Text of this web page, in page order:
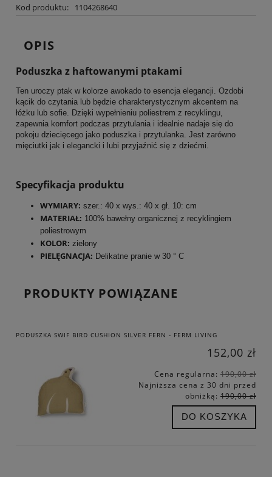
Kod produktu: 1104268640
OPIS
Poduszka z haftowanymi ptakami
Ten uroczy ptak w kolorze awokado to esencja elegancji. Ozdobi
kącik do czytania lub będzie charakterystycznym akcentem na
łóżku lub sofie. Dzięki wypełnieniu poliestrem z recyklingu,
zapewnia komfort podczas przytulania i idealnie nadaje się do
pokoju dziecięcego jako poduszka i przytulanka. Jest zarówno
mięciutki jak i elegancki i lubi przyjaźnić się z dziećmi.
Specyfikacja produktu
WYMIARY: szer.: 40 x wys.: 40 x gł. 10: cm
MATERIAŁ: 100% bawełny organicznej z recyklingiem
poliestrowym
KOLOR: zielony
PIELĘGNACJA: Delikatne pranie w 30 ° C
PRODUKTY POWIĄZANE
PODUSZKA SWIF BIRD CUSHION SILVER FERN - FERM LIVING
152,00 zł
Cena regularna: 190,00 zł
Najniższa cena z 30 dni przed
obniżką: 190,00 zł
DO KOSZYKA